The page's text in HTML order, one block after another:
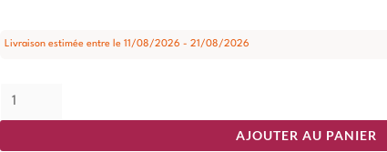
Livraison estimée entre le 11/08/2026 - 21/08/2026
AJOUTER AU PANIER